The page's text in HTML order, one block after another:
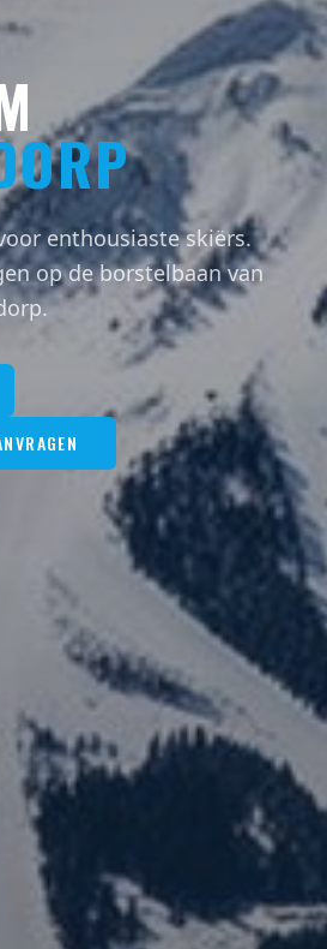
enthousiaste skiërs.
op de borstelbaan van